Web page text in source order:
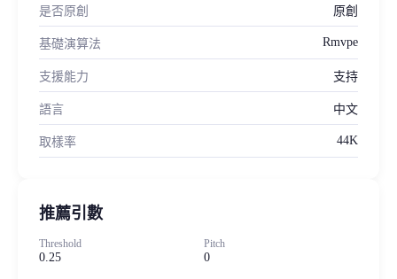
是否原創 原創
基礎演算法 Rmvpe
支援能力 支持
語言 中文
取樣率 44K
推薦引數
Threshold
0.25
Pitch
0